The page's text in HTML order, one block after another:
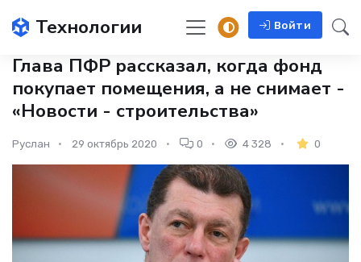
Технологии Войти
Глава ПФР рассказал, когда фонд
покупает помещения, а не снимает -
«Новости - строительства»
Руслан 29 октябрь 2020 0 4 328 0